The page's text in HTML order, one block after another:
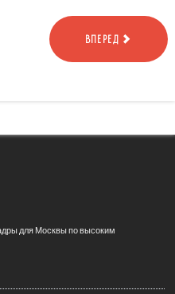
ВПЕРЕД
для Москвы по высоким